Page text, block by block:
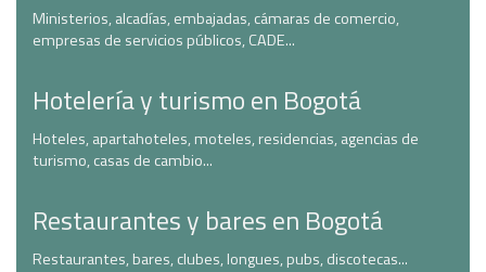
Ministerios, alcadías, embajadas, cámaras de comercio,
empresas de servicios públicos, CADE...
Hotelería y turismo en Bogotá
Hoteles, apartahoteles, moteles, residencias, agencias de
turismo, casas de cambio...
Restaurantes y bares en Bogotá
Restaurantes, bares, clubes, longues, pubs, discotecas...